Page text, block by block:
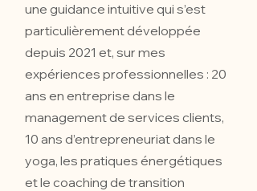
une guidance intuitive qui s’est
particulièrement développée
depuis 2021 et, sur mes
expériences professionnelles : 20
ans en entreprise dans le
management de services clients,
10 ans d’entrepreneuriat dans le
yoga, les pratiques énergétiques
et le coaching de transition